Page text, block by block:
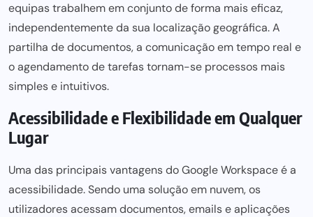
equipas trabalhem em conjunto de forma mais eficaz,
independentemente da sua localização geográfica. A
partilha de documentos, a comunicação em tempo real e
o agendamento de tarefas tornam-se processos mais
simples e intuitivos.
Acessibilidade e Flexibilidade em Qualquer
Lugar
Uma das principais vantagens do Google Workspace é a
acessibilidade. Sendo uma solução em nuvem, os
utilizadoresacessam documentos,emails e aplicações